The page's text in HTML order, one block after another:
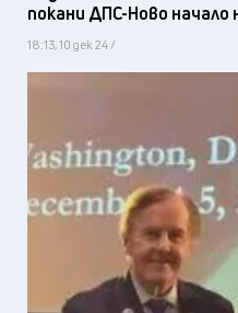
покани ДПС-Ново начало
18:13, 10 дек 24 /